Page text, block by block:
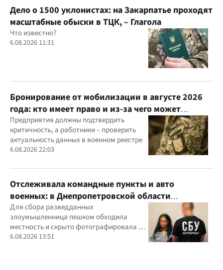
Дело о 1500 уклонистах: на Закарпатье проходят
масштабные обыски в ТЦК, – Глагола
Что известно?
6.08.2026 11:31
Бронирование от мобилизации в августе 2026
года: кто имеет право и из-за чего может
отказать
Предприятия должны подтвердить
критичность, а работники – проверить
актуальность данных в военном реестре
6.08.2026 22:03
Отслеживала командные пункты и авто
военных: в Днепропетровской области
задержали агентку ФСБ
Для сбора разведданных
злоумышленница пешком обходила
местность и скрыто фотографировала и
обозначала на гугл-картах объекты
6.08.2026 13:51